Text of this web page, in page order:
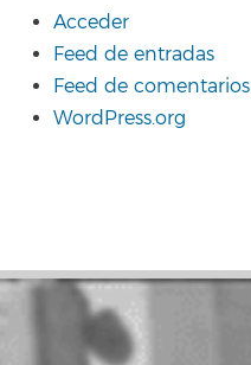
Acceder
Feed de entradas
Feed de comentarios
WordPress.org